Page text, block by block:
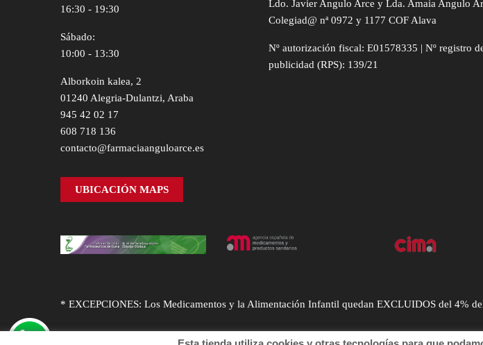
16:30 - 19:30
Sábado:
10:00 - 13:30
Alborkoin kalea, 2
01240 Alegria-Dulantzi, Araba
945 42 02 17
608 718 136
contacto@farmaciaanguloarce.es
UBICACIÓN MAPS
Ldo. Javier Angulo Arce y Lda. Amaia Angulo
Colegiad@ nª 0972 y 1177 COF Alava
Nº autorización fiscal: E01578335 | Nº registro
publicidad (RPS): 139/21
* EXCEPCIONES: Los Medicamentos y la Alimentación Infantil quedan EXCLUIDOS del 4%